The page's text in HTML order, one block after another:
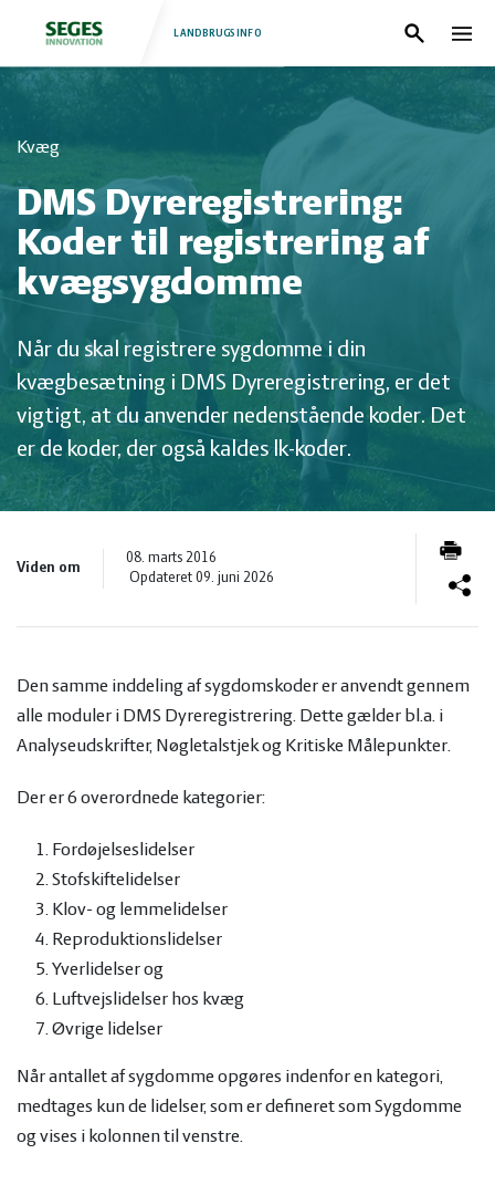
Fjerkræ
Grise
Heste
Jura
Kvæg
Natur
og
vandmiljø
Planter
Økologi
ledelse
Heste
Jura
Kvæg
Natur
og
vandmiljø
Planter
Økologi
Økonomi
og
Øvrige
LANDBRUGSINFO Søg
Kvæg
DMS Dyreregistrering:
Koder til registrering af
kvægsygdomme
Når du skal registrere sygdomme i din
kvægbesætning i DMS Dyreregistrering, er det
vigtigt, at du anvender nedenstående koder. Det
er de koder, der også kaldes lk-koder.
Viden om
08. marts 2016
Opdateret 09. juni 2026
Den samme inddeling af sygdomskoder er anvendt gennem
alle moduler i DMS Dyreregistrering. Dette gælder bl.a. i
Analyseudskrifter, Nøgletalstjek og Kritiske Målepunkter.
Der er 6 overordnede kategorier:
Fordøjelseslidelser
Stofskiftelidelser
Klov- og lemmelidelser
Reproduktionslidelser
Yverlidelser og
Luftvejslidelser hos kvæg
Øvrige lidelser
Når antallet af sygdomme opgøres indenfor en kategori,
medtages kun de lidelser, som er defineret som Sygdomme
og vises i kolonnen til venstre.